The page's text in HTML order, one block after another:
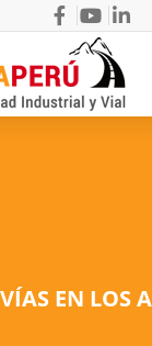
EN LOS